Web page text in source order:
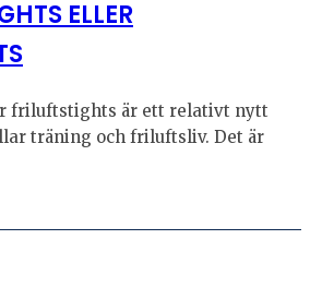
ELLER
friluftstights är ett relativt nytt
träning och friluftsliv. Det är